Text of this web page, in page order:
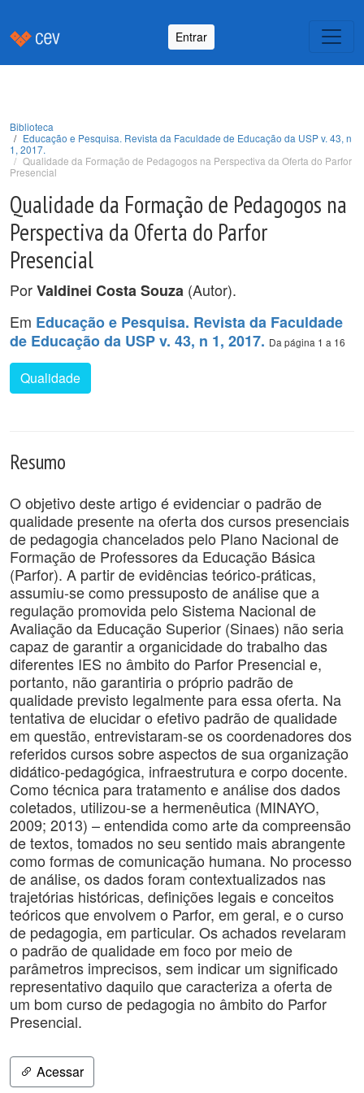
Entrar
Biblioteca
Educação e Pesquisa. Revista da Faculdade de Educação da USP v. 43, n
1, 2017.
Qualidade da Formação de Pedagogos na Perspectiva da Oferta do Parfor
Presencial
Qualidade da Formação de Pedagogos na
Perspectiva da Oferta do Parfor
Presencial
PorValdinei Costa Souza (Autor).
Em Educação e Pesquisa. Revista da Faculdade
de Educação da USP v. 43, n 1, 2017. Da página 1 a 16
Qualidade
Resumo
O objetivo deste artigo é evidenciar o padrão de
qualidade presente na oferta dos cursos presenciais
de pedagogia chancelados pelo Plano Nacional de
Formação de Professores da Educação Básica
(Parfor). A partir de evidências teórico-práticas,
assumiu-se como pressuposto de análise que a
regulação promovida pelo Sistema Nacional de
Avaliação da Educação Superior (Sinaes) não seria
capaz de garantir a organicidade do trabalho das
diferentes IES no âmbito do Parfor Presencial e,
portanto, não garantiria o próprio padrão de
qualidade previsto legalmente para essa oferta. Na
tentativa de elucidar o efetivo padrão de qualidade
em questão, entrevistaram-se os coordenadores dos
referidos cursos sobre aspectos de sua organização
didático-pedagógica, infraestrutura e corpo docente.
Como técnica para tratamento e análise dos dados
coletados, utilizou-se a hermenêutica (MINAYO,
2009; 2013) – entendida como arte da compreensão
de textos, tomados no seu sentido mais abrangente
como formas de comunicação humana. No processo
de análise, os dados foram contextualizados nas
trajetórias históricas, definições legais e conceitos
teóricos que envolvem o Parfor, em geral, e o curso
de pedagogia, em particular. Os achados revelaram
o padrão de qualidade em foco por meio de
parâmetros imprecisos, sem indicar um significado
representativo daquilo que caracteriza a oferta de
um bom curso de pedagogia no âmbito do Parfor
Presencial.
Acessar